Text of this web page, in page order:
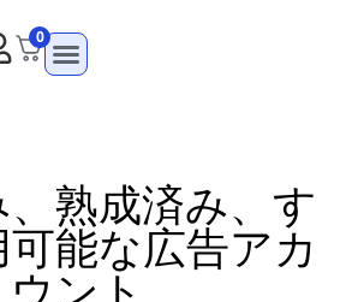
0
熟成済み、す
可能な広告アカ
ウント